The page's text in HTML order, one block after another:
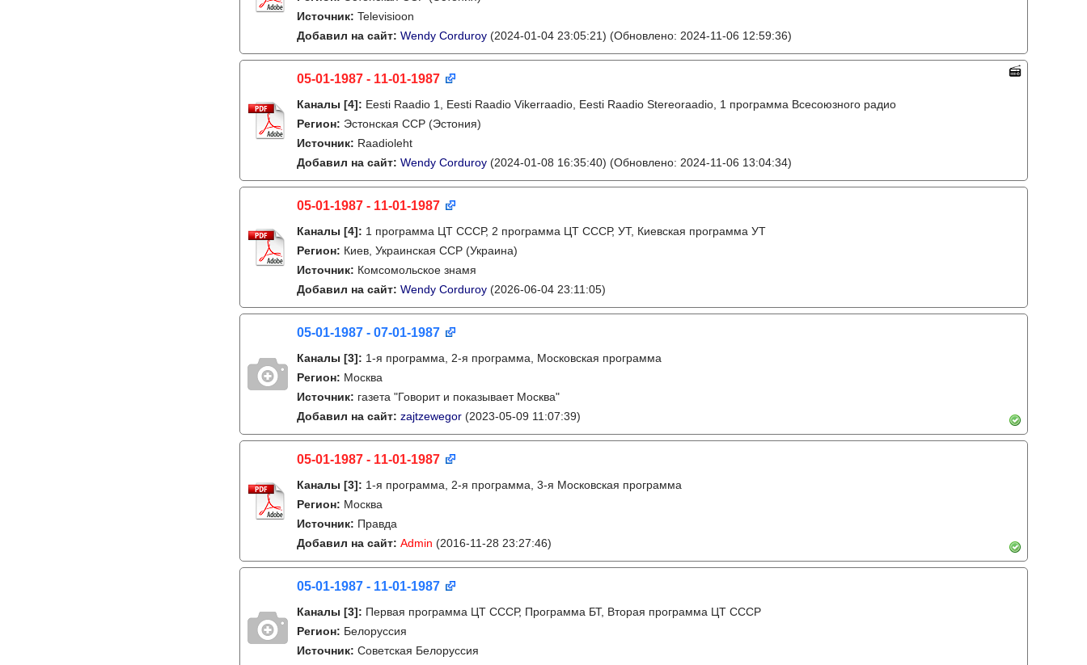
Источник: Televisioon
Добавил на сайт: Wendy Corduroy (2024-01-04 23:05:21) (Обновлено: 2024-11-06 12:59:36)
05-01-1987 - 11-01-1987
Каналы [4]: Eesti Raadio 1, Eesti Raadio Vikerraadio, Eesti Raadio Stereoraadio, 1 программа Всесоюзного радио
Регион: Эстонская ССР (Эстония)
Источник: Raadioleht
Добавил на сайт: Wendy Corduroy (2024-01-08 16:35:40) (Обновлено: 2024-11-06 13:04:34)
05-01-1987 - 11-01-1987
Каналы [4]: 1 программа ЦТ СССР, 2 программа ЦТ СССР, УТ, Киевская программа УТ
Регион: Киев, Украинская ССР (Украина)
Источник: Комсомольское знамя
Добавил на сайт: Wendy Corduroy (2026-06-04 23:11:05)
05-01-1987 - 07-01-1987
Каналы [3]: 1-я программа, 2-я программа, Московская программа
Регион: Москва
Источник: газета "Говорит и показывает Москва"
Добавил на сайт: zajtzewegor (2023-05-09 11:07:39)
05-01-1987 - 11-01-1987
Каналы [3]: 1-я программа, 2-я программа, 3-я Московская программа
Регион: Москва
Источник: Правда
Добавил на сайт: Admin (2016-11-28 23:27:46)
05-01-1987 - 11-01-1987
Каналы [3]: Первая программа ЦТ СССР, Программа БТ, Вторая программа ЦТ СССР
Регион: Белоруссия
Источник: Советская Белоруссия